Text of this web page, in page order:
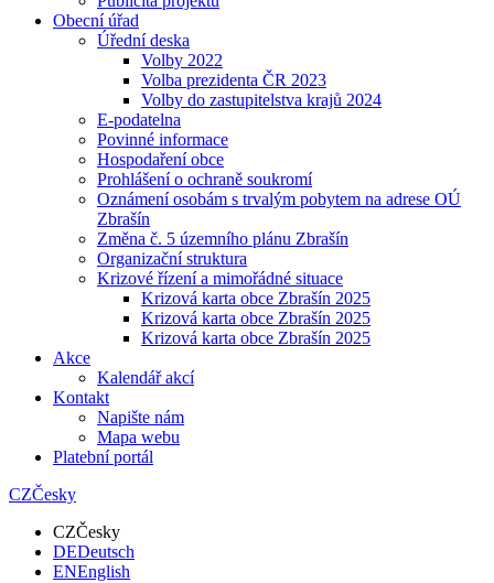
Obecní úřad
Úřední deska
Volby 2022
Volba prezidenta ČR 2023
Volby do zastupitelstva krajů 2024
E-podatelna
Povinné informace
Hospodaření obce
Prohlášení o ochraně soukromí
Oznámení osobám s trvalým pobytem na adrese OÚ
Zbrašín
Změna č. 5 územního plánu Zbrašín
Organizační struktura
Krizové řízení a mimořádné situace
Krizová karta obce Zbrašín 2025
Krizová karta obce Zbrašín 2025
Krizová karta obce Zbrašín 2025
Akce
Kalendář akcí
Kontakt
Napište nám
Mapa webu
Platební portál
CZČesky
CZČesky
DEDeutsch
ENEnglish